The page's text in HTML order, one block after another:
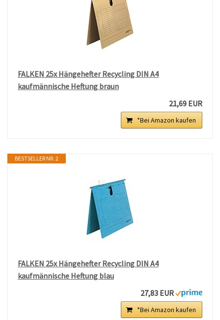
FALKEN 25x Hängehefter Recycling DIN A4
kaufmännische Heftung braun
21,69 EUR
*Bei Amazon kaufen
BESTSELLER NR. 2
FALKEN 25x Hängehefter Recycling DIN A4
kaufmännische Heftung blau
27,83 EUR
*Bei Amazon kaufen